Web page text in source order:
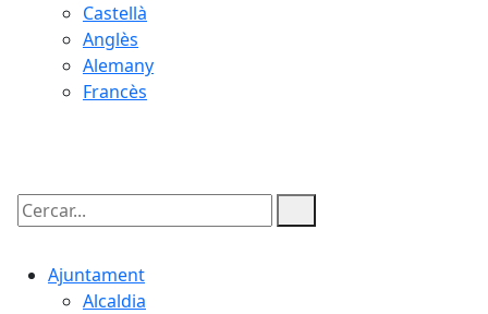
Castellà
Anglès
Alemany
Francès
Cercar:
Ajuntament
Alcaldia